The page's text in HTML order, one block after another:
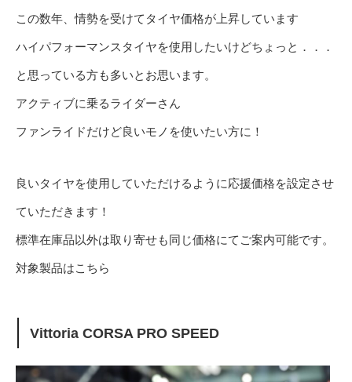
この数年、情勢を受けてタイヤ価格が上昇しています
ハイパフォーマンスタイヤを使用したいけどちょっと．．．
と思っている方も多いとお思います。
アクティブに乗るライダーさん
ファンライドだけど良いモノを使いたい方に！
良いタイヤを使用していただけるように応援価格を設定させ
ていただきます！
標準在庫品以外は取り寄せも同じ価格にてご案内可能です。
対象製品はこちら
Vittoria CORSA PRO SPEED